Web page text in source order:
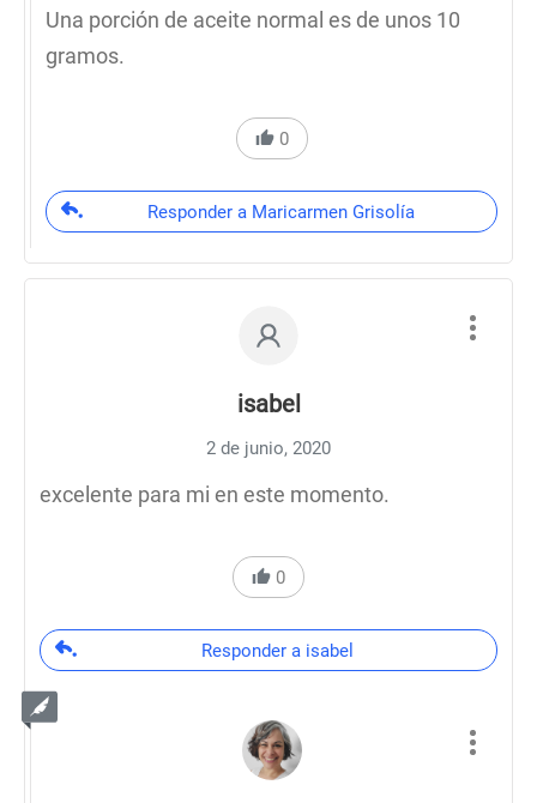
Una porción de aceite normal es de unos 10
gramos.
0
Responder a Maricarmen Grisolía
isabel
2 de junio, 2020
excelente para mi en este momento.
0
Responder a isabel